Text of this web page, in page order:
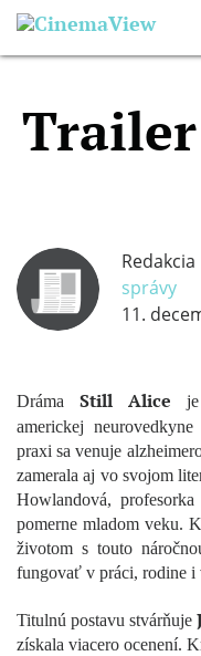
Redakcia
správy
11.
Dráma Still Alice je
americkej neurovedkyne
praxi sa venuje
zamerala aj vo svojom
Howlandová,
pomerne mladom veku.
životom s touto
fungovať v práci, rodine i
Titulnú postavu stvárňuje
získala viacero ocenení.